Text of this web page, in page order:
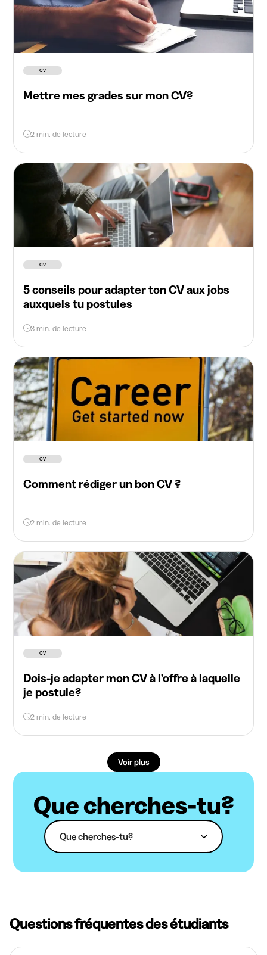
CV
Mettre mes grades sur mon CV?
2 min. de lecture
CV
5 conseils pour adapter ton CV aux jobs
auxquels tu postules
3 min. de lecture
CV
Comment rédiger un bon CV ?
2 min. de lecture
CV
Dois-je adapter mon CV à l’offre à laquelle
je postule?
2 min. de lecture
Voir plus
Que cherches-tu?
Que cherches-tu?
Questions fréquentes des étudiants